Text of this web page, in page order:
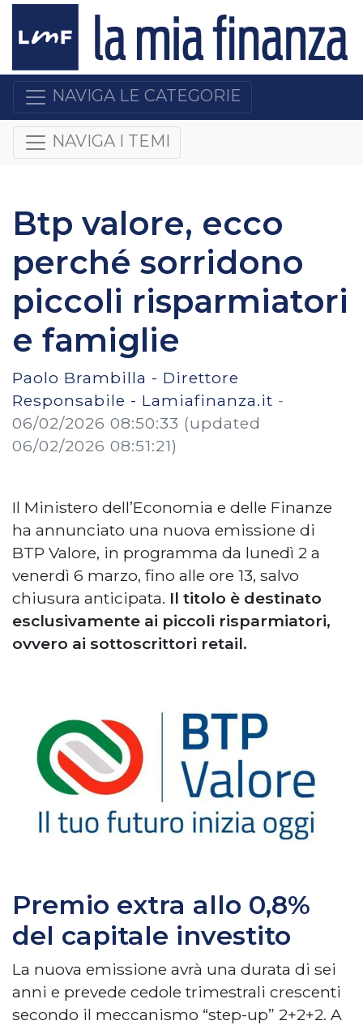
NAVIGA LE CATEGORIE
NAVIGA I TEMI
Btp valore, ecco
perché sorridono
piccoli risparmiatori
e famiglie
Paolo Brambilla - Direttore
Responsabile - Lamiafinanza.it -
06/02/2026 08:50:33 (updated
06/02/2026 08:51:21)
Il Ministero dell’Economia e delle Finanze
ha annunciato una nuova emissione di
BTP Valore, in programma da lunedì 2 a
venerdì 6 marzo, fino alle ore 13, salvo
chiusura anticipata. Il titolo è destinato
esclusivamente ai piccoli risparmiatori,
ovvero ai sottoscrittori retail.
Premio extra allo 0,8%
del capitale investito
La nuova emissione avrà una durata di sei
anni e prevede cedole trimestrali crescenti
secondo il meccanismo “step-up” 2+2+2. A